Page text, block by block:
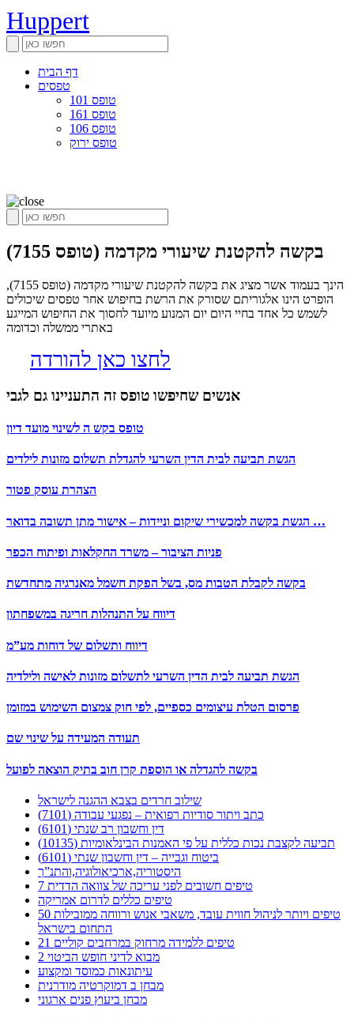
Huppert
דף הבית
טפסים
טופס 101
טופס 161
טופס 106
טופס ירוק
בקשה להקטנת שיעורי מקדמה (טופס 7155)
הינך בעמוד אשר מציג את בקשה להקטנת שיעורי מקדמה (טופס 7155),
הופרט הינו אלגוריתם שסורק את הרשת בחיפוש אחר טפסים שיכולים
לשמש כל אחד בחיי היום יום המנוע מיועד לחסוך את החיפוש המייגע
באתרי ממשלה וכדומה
לחצו כאן להורדה
אנשים שחיפשו טופס זה התעניינו גם לגבי
טופס בקש ה לשינוי מועד דיון
הגשת תביעה לבית הדין השרעי להגדלת תשלום מזונות לילדים
הצהרת עוסק פטור
הגשת בקשה למכשירי שיקום וניידות – אישור מתן תשובה בדואר …
פניות הציבור – משרד החקלאות ופיתוח הכפר
בקשה לקבלת הטבות מס, בשל הפקת חשמל מאנרגיה מתחדשת
דיווח על התנהלות חריגה במשפחתון
דיווח ותשלום של דוחות מע”מ
הגשת תביעה לבית הדין השרעי לתשלום מזונות לאישה ולילדיה
פרסום הטלת עיצומים כספיים, לפי חוק צמצום השימוש במזומן
תעודה המעידה על שינוי שם
בקשה להגדלה או הוספת קרן חוב בתיק הוצאה לפועל
שילוב חרדים בצבא ההגנה לישראל
כתב ויתור סודיות רפואית – נפגעי עבודה (7101)
דין וחשבון רב שנתי (6101)
תביעה לקצבת נכות כללית על פי האמנות הבינלאומיות (10135)
ביטוח וגבייה – דין וחשבון שנתי (6101)
היסטוריה,ארכיאולוגיה,והתנ”ך
7 טיפים חשובים לפני עריכה של צוואה הדדית
טיפים כללים לדרום אמריקה
50 טיפים ויותר לניהול חווית עובד, משאבי אנוש ורווחה ממובילות
התחום בישראל
21 טיפים ללמידה מרחוק במרחבים קוליים
מבוא לדיני חופש הביטוי 2
עיתונאות כמוסד ומקצוע
מבחן ב דמוקרטיה מודרנית
מבחן ביעוץ פנים ארגוני